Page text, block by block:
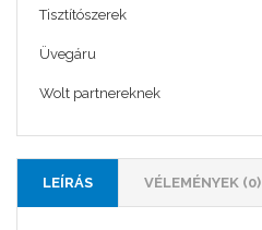
Tisztítószerek
Üvegáru
Wolt partnereknek
LEÍRÁS VÉLEMÉNYEK (0)